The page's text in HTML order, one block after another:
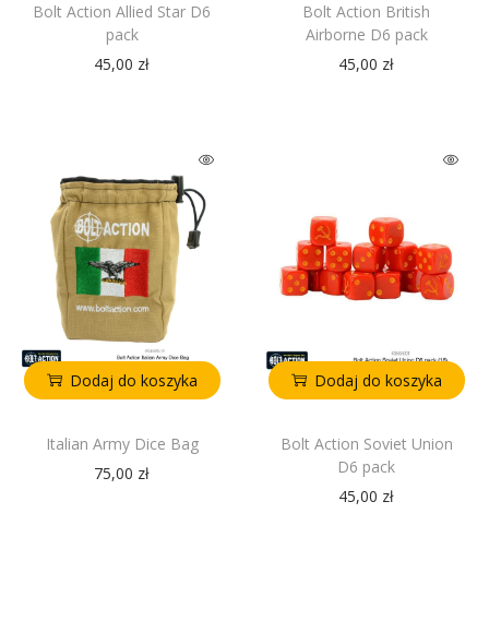
Bolt Action Allied Star D6
pack
45,00 zł
Bolt Action British
Airborne D6 pack
45,00 zł
Dodaj do koszyka
Italian Army Dice Bag
75,00 zł
Dodaj do koszyka
Bolt Action Soviet Union
D6 pack
45,00 zł